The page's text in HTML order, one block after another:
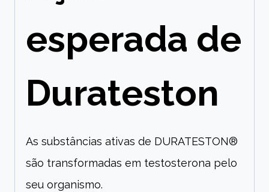
esperada de
Durateston
As substâncias ativas de DURATESTON®
são transformadas em testosterona pelo
seu organismo.